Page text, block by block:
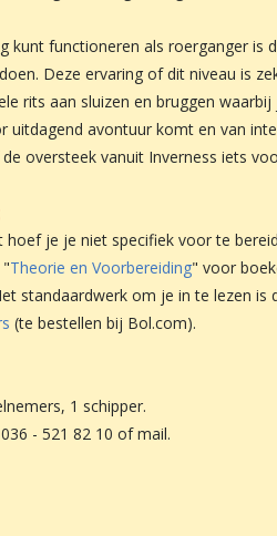
kunt functioneren als roerganger is
Deze ervaring of dit niveau is
rits aan sluizen en bruggen
uitdagend avontuur komt en van
oversteek vanuit Inverness iets
hoef je je niet specifiek voor te
Theorie en Voorbereiding" voor
standaardwerk om je in te lezen is
(te bestellen bij Bol.com).
1 schipper.
- 521 82 10 of mail.